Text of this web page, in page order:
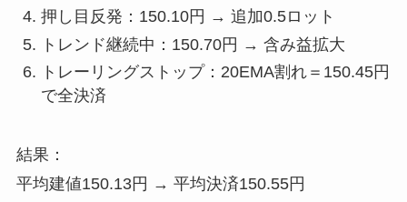
押し目反発：150.10円 → 追加0.5ロット
トレンド継続中：150.70円 → 含み益拡大
トレーリングストップ：20EMA割れ＝150.45円
で全決済
結果：
平均建値150.13円 → 平均決済150.55円